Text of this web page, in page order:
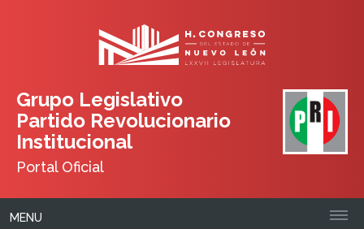
Grupo Legislativo
Partido Revolucionario
Institucional
Portal Oficial
MENU